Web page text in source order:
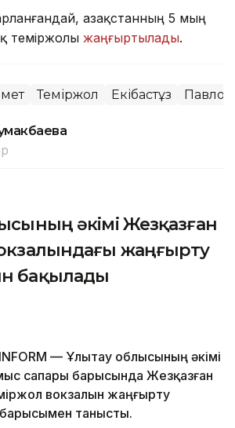
Қазақстанның 5 мың
теміржолы жаңғыртылады.
Теміржол Екібастұз
әкімі Жезқазған
жаңғырту
бақылады
— Ұлытау облысының әкімі
сапары барысында Жезқазған
вокзалын жаңғырту
танысты.